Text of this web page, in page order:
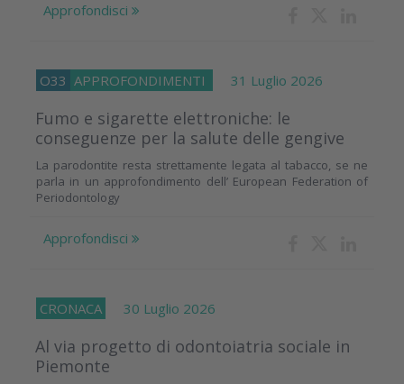
Approfondisci
O33 APPROFONDIMENTI 31 Luglio 2026
Fumo e sigarette elettroniche: le
conseguenze per la salute delle gengive
La parodontite resta strettamente legata al tabacco, se ne
parla in un approfondimento dell’ European Federation of
Periodontology
Approfondisci
CRONACA 30 Luglio 2026
Al via progetto di odontoiatria sociale in
Piemonte